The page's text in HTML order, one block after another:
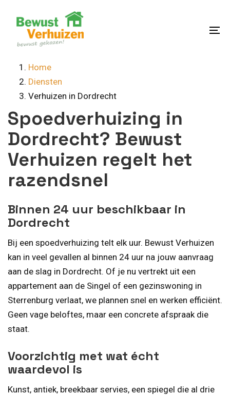
content
Home
Diensten
Verhuizen in Dordrecht
Spoedverhuizing in
Dordrecht? Bewust
Verhuizen regelt het
razendsnel
Binnen 24 uur beschikbaar in
Dordrecht
Bij een spoedverhuizing telt elk uur. Bewust Verhuizen
kan in veel gevallen al binnen 24 uur na jouw aanvraag
aan de slag in Dordrecht. Of je nu vertrekt uit een
appartement aan de Singel of een gezinswoning in
Sterrenburg verlaat, we plannen snel en werken efficiënt.
Geen vage beloftes, maar een concrete afspraak die
staat.
Voorzichtig met wat écht
waardevol is
Kunst, antiek, breekbaar servies, een spiegel die al drie